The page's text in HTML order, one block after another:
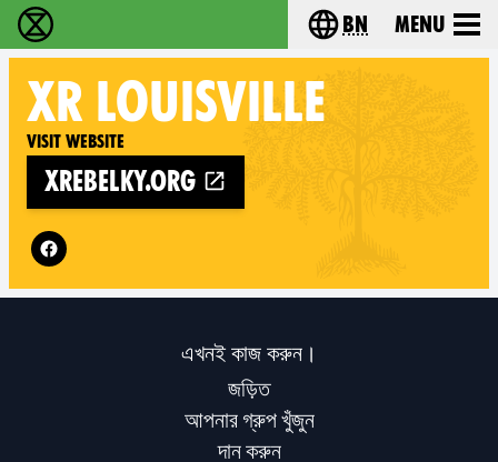
বিলুপ্তি বিদ্রোহ - Home Choose your
bn Menu
XR LOUISVILLE
Visit website
xrebelky.org
Follow XR Louisville on
এখনই কাজ করুন।
জড়িত
আপনার গ্রুপ খুঁজুন
দান করুন